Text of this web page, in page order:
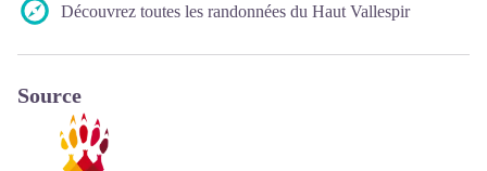
Découvrez toutes les randonnées du Haut Vallespir
Source